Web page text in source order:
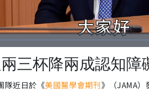
三杯降兩成認知障
隊近日於《美國醫學會期刊》（JAMA